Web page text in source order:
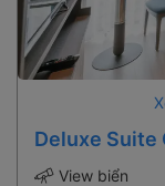
Deluxe Suite
View biển